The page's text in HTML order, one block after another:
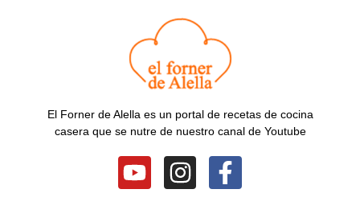
El Forner de Alella es un portal de recetas de cocina
casera que se nutre de nuestro canal de Youtube
Y
o
I
n
F
a